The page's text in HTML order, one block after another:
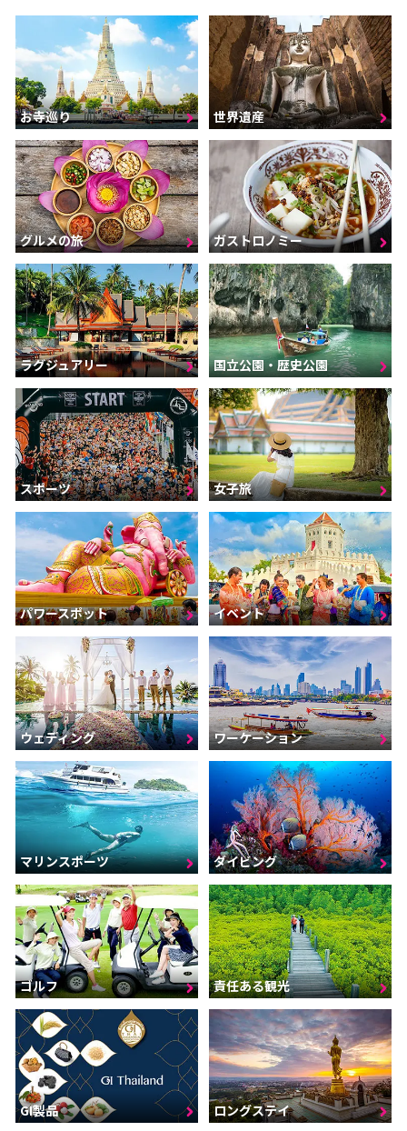
お寺巡り 世界遺産
グルメの旅 ガストロノミー
ラグジュアリー 国立公園・歴史公園
スポーツ 女子旅
パワースポット イベント
ウェディング ワーケーション
マリンスポーツ ダイビング
ゴルフ 責任ある観光
GI製品 ロングステイ